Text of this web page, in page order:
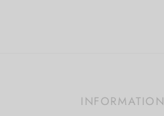
INFORMATION